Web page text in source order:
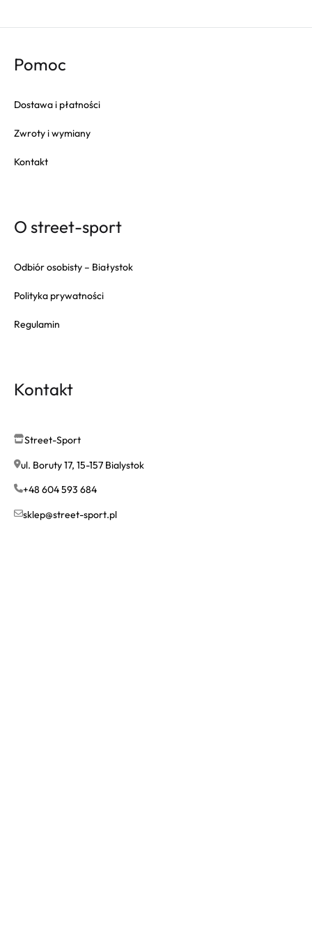
Pomoc
Dostawa i płatności
Zwroty i wymiany
Kontakt
O street-sport
Odbiór osobisty – Białystok
Polityka prywatności
Regulamin
Kontakt
Street-Sport
ul. Boruty 17, 15-157 Bialystok
+48 604 593 684
sklep@street-sport.pl